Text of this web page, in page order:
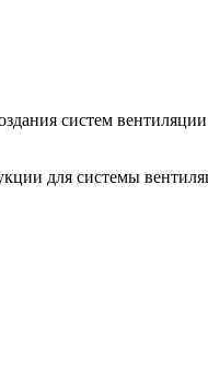
систем
для системы